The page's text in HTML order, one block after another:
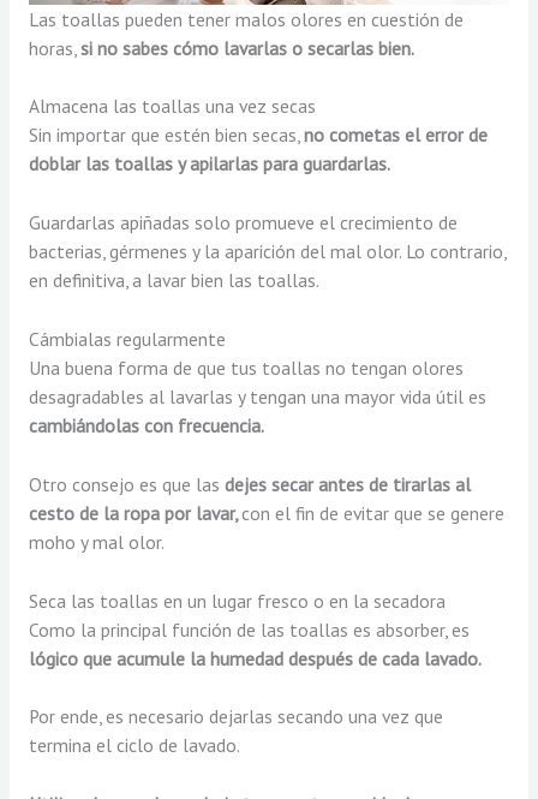
Las toallas pueden tener malos olores en cuestión de
horas, si no sabes cómo lavarlas o secarlas bien.
Almacena las toallas una vez secas
Sin importar que estén bien secas,no cometas el error de
doblar las toallas y apilarlas para guardarlas.
Guardarlas apiñadas solo promueve el crecimiento de
bacterias, gérmenes y la aparición del mal olor. Lo contrario,
en definitiva, a lavar bien las toallas.
Cámbialas regularmente
Una buena forma de que tus toallas no tengan olores
desagradables al lavarlas y tengan una mayor vida útil es
cambiándolas con frecuencia.
Otro consejo es que las dejes secar antes de tirarlas al
cesto de la ropa por lavar, con el fin de evitar que se genere
moho y mal olor.
Seca las toallas en un lugar fresco o en la secadora
Como la principal función de las toallas es absorber, es
lógico que acumule la humedad después de cada lavado.
Por ende, es necesario dejarlas secando una vez que
termina el ciclo de lavado.